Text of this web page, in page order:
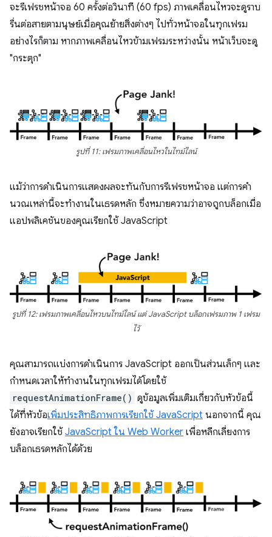
จะรีเฟรชหน้าจอ 60 ครั้งต่อวินาที (60 fps) ภาพเคลื่อนไหวจะดูราบ
รื่นต่อสายตามนุษย์เมื่อคุณย้ายสิ่งต่างๆ ไปทั่วหน้าจอในทุกเฟรม
อย่างไรก็ตาม หากภาพเคลื่อนไหวข้ามเฟรมระหว่างนั้น หน้าเว็บจะดู
"กระตุก"
รูปที่ 11: เฟรมภาพเคลื่อนไหวในไทม์ไลน์
แม้ว่าการดำเนินการแสดงผลจะทันกับการรีเฟรชหน้าจอ แต่การคํา
นวณเหล่านี้จะทํางานในเธรดหลัก ซึ่งหมายความว่าอาจถูกบล็อกเมื่อ
แอปพลิเคชันของคุณเรียกใช้ JavaScript
รูปที่ 12: เฟรมภาพเคลื่อนไหวบนไทม์ไลน์ แต่ JavaScript บล็อกเฟรมภาพ 1 เฟรม
ไว้
คุณสามารถแบ่งการดำเนินการ JavaScript ออกเป็นส่วนเล็กๆ และ
กำหนดเวลาให้ทำงานในทุกเฟรมได้โดยใช้
requestAnimationFrame() ดูข้อมูลเพิ่มเติมเกี่ยวกับหัวข้อนี้
ได้ที่หัวข้อเพิ่มประสิทธิภาพการเรียกใช้ JavaScript นอกจากนี้ คุณ
ยังอาจเรียกใช้ JavaScript ใน Web Worker เพื่อหลีกเลี่ยงการ
บล็อกเธรดหลักได้ด้วย